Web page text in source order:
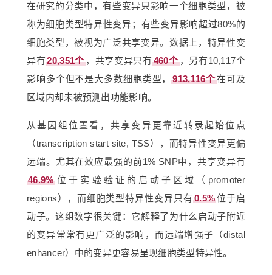
在研究的分类中，有些变异只影响一个细胞类型，被
称为细胞类型特异性变异；有些变异影响超过80%的
细胞类型，被视为广泛共享变异。数据上，特异性变
异有20,351个 ，共享变异只有 460个，另有10,117个
影响多个但不是大多数细胞类型，913,116个在可及
区域内却未被预测出功能影响。
从基因组位置看，共享变异更靠近转录起始位点
（transcription start site, TSS），而特异性变异更偏
远端。尤其在效应最强的前1% SNP中，共享变异有
46.9%位于实验验证的启动子区域（promoter
regions），而细胞类型特异性变异只有 0.5%位于启
动子。这组数字很关键：它解释了为什么启动子附近
的变异常常有更广泛的影响，而远端增强子（distal
enhancer）中的变异更容易呈现细胞类型特异性。